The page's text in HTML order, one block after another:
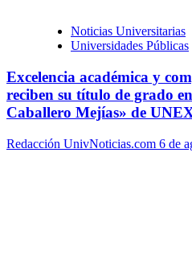
Noticias Universitarias
Universidades Públicas
Excelencia académica y
reciben su título de grado
Caballero Mejías» de
Redacción UnivNoticias.com 6 de